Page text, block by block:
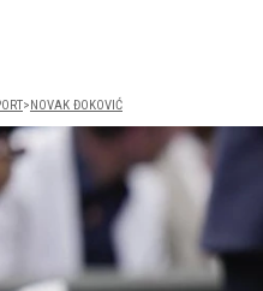
NOVAK ĐOKOVIĆ